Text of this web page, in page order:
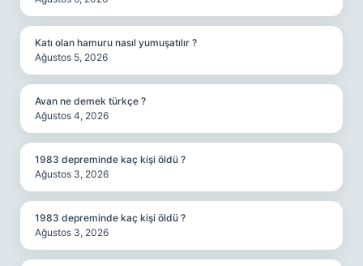
Katı olan hamuru nasıl yumuşatılır ?
Ağustos 5, 2026
Avan ne demek türkçe ?
Ağustos 4, 2026
1983 depreminde kaç kişi öldü ?
Ağustos 3, 2026
1983 depreminde kaç kişi öldü ?
Ağustos 3, 2026